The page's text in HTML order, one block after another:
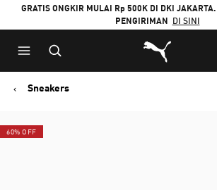
GRATIS ONGKIR MULAI Rp 500K DI DKI
PENGIRIMAN DI SINI
Puma Beranda
Sneakers
60% OFF